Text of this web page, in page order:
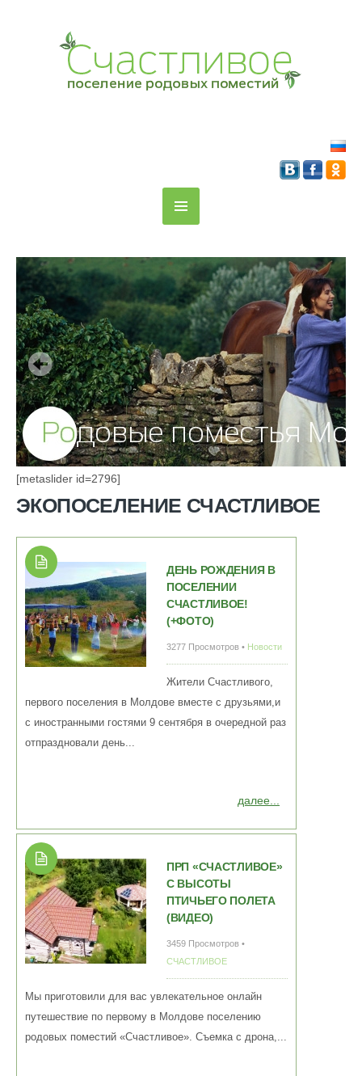
[metaslider id=2796]
ЭКОПОСЕЛЕНИЕ СЧАСТЛИВОЕ
ДЕНЬ РОЖДЕНИЯ В
ПОСЕЛЕНИИ
СЧАСТЛИВОЕ!
(+ФОТО)
3277 Просмотров • Новости
далее...
Жители Счастливого,
первого поселения в Молдове вместе с друзьями,и
с иностранными гостями 9 сентября в очередной раз
отпраздновали день...
ПРП «СЧАСТЛИВОЕ»
С ВЫСОТЫ
ПТИЧЬЕГО ПОЛЕТА
(ВИДЕО)
3459 Просмотров •
СЧАСТЛИВОЕ
Мы приготовили для вас увлекательное онлайн
путешествие по первому в Молдове поселению
родовых поместий «Счастливое». Съемка с дрона,...